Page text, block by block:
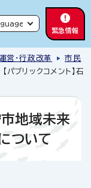
緊急情報
営・行政改革
市民
【パブリックコメント】石
市地域未来
ついて